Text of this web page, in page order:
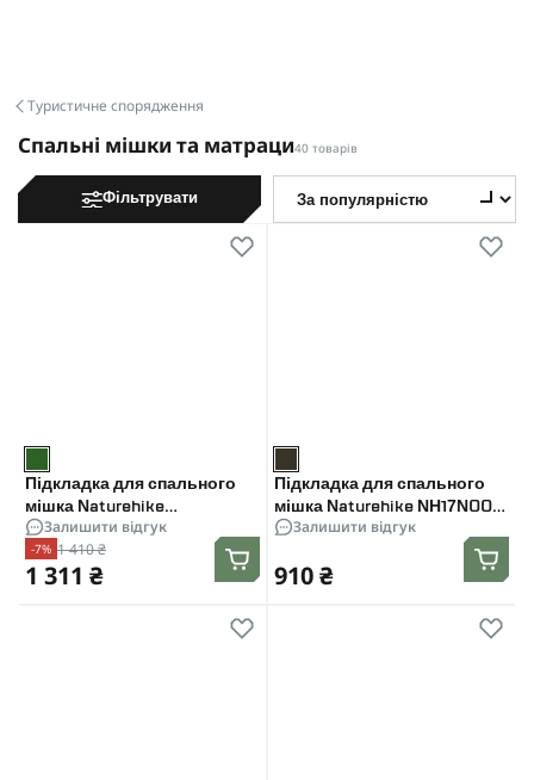
Туристичне спорядження
Спальні мішки та матраци40 товарів
Фільтрувати
Підкладка для спального
мішка Naturehike
CNH22SD016, нейлон,
зелена
Залишити відгук
-7% 1 410 ₴
1 311 ₴
Підкладка для спального
мішка Naturehike NH17N002-
D, поліестер, графіт
Залишити відгук
910 ₴